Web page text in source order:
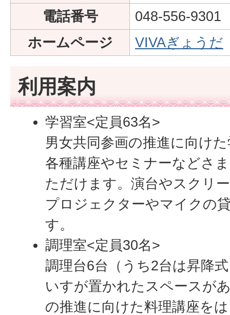
電話番号
048-556-9301
ホームページ
VIVAぎょうだ
利用案内
学習室<定員63名>
男女共同参画の推進に向け
各種講座やセミナーなどさ
ただけます。演台やスクリ
プロジェクターやマイクの
す。
調理室<定員30名>
調理台6台（うち2台は昇降
いすが置かれたスペースが
の推進に向けた料理講座を